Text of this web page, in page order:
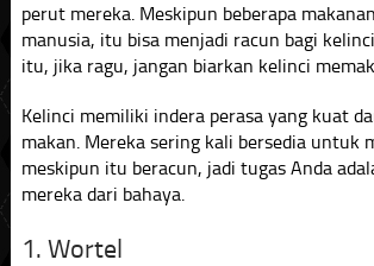
perut mereka. Meskipun beberapa
manusia, itu bisa menjadi racun bagi
itu, jika ragu, jangan biarkan kelinci
Kelinci memiliki indera perasa yang kuat
makan. Mereka sering kali bersedia untuk
meskipun itu beracun, jadi tugas Anda
mereka dari bahaya.
1. Wortel